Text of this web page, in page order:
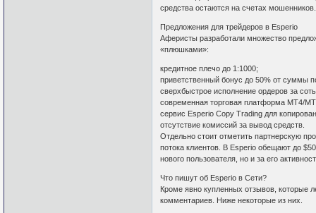
средства остаются на счетах мошенников.
Предложения для трейдеров в Esperio
Аферисты разработали множество
«плюшками»:
кредитное плечо до 1:1000;
приветственный бонус до 50% от суммы
сверхбыстрое исполнение ордеров за
современная торговая платформа MT4/
сервис Esperio Copy Trading для
отсутствие комиссий за вывод средств.
Отдельно стоит отметить партнерскую
потока клиентов. В Esperio обещают до
нового пользователя, но и за его
Что пишут об Esperio в Сети?
Кроме явно купленных отзывов, которые
комментариев. Ниже некоторые из них.